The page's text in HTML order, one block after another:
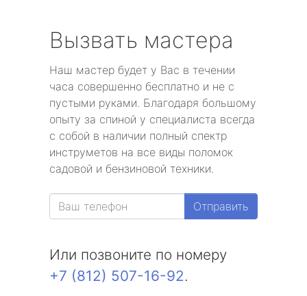
Песочный
Левашово
Лисий Нос
Александровская
Молодежное
Вызвать мастера
Наш мастер будет у Вас в течении
часа совершенно бесплатно и не с
пустыми руками. Благодаря большому
опыту за спиной у специалиста всегда
с собой в наличии полный спектр
инструметов на все виды поломок
садовой и бензиновой техники.
Отправить
Или позвоните по номеру
+7 (812) 507-16-92.